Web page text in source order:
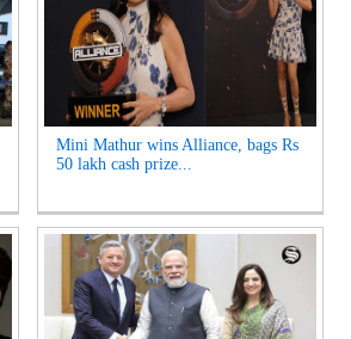
Mini Mathur wins Alliance, bags Rs
50 lakh cash prize...